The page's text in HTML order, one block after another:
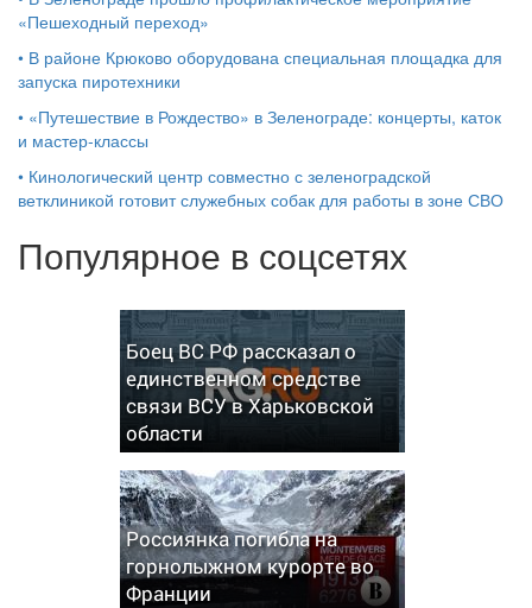
«Пешеходный переход»
• В районе Крюково оборудована специальная площадка для
запуска пиротехники
• «Путешествие в Рождество» в Зеленограде: концерты, каток
и мастер‑классы
• Кинологический центр совместно с зеленоградской
ветклиникой готовит служебных собак для работы в зоне СВО
Популярное в соцсетях
Боец ВС РФ рассказал о
единственном средстве
связи ВСУ в Харьковской
области
Россиянка погибла на
горнолыжном курорте во
Франции